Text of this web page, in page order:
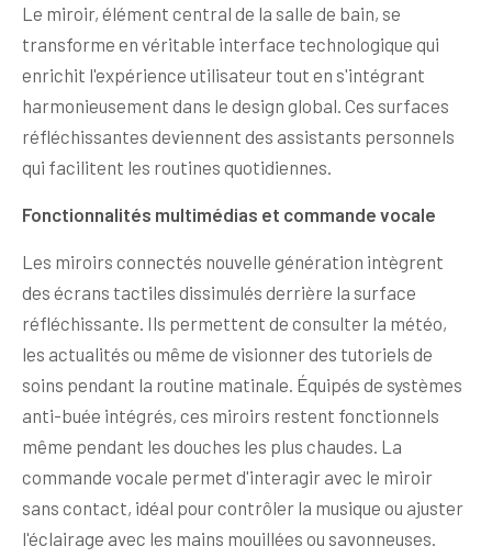
Le miroir, élément central de la salle de bain, se
transforme en véritable interface technologique qui
enrichit l'expérience utilisateur tout en s'intégrant
harmonieusement dans le design global. Ces surfaces
réfléchissantes deviennent des assistants personnels
qui facilitent les routines quotidiennes.
Fonctionnalités multimédias et commande vocale
Les miroirs connectés nouvelle génération intègrent
des écrans tactiles dissimulés derrière la surface
réfléchissante. Ils permettent de consulter la météo,
les actualités ou même de visionner des tutoriels de
soins pendant la routine matinale. Équipés de systèmes
anti-buée intégrés, ces miroirs restent fonctionnels
même pendant les douches les plus chaudes. La
commande vocale permet d'interagir avec le miroir
sans contact, idéal pour contrôler la musique ou ajuster
l'éclairage avec les mains mouillées ou savonneuses.